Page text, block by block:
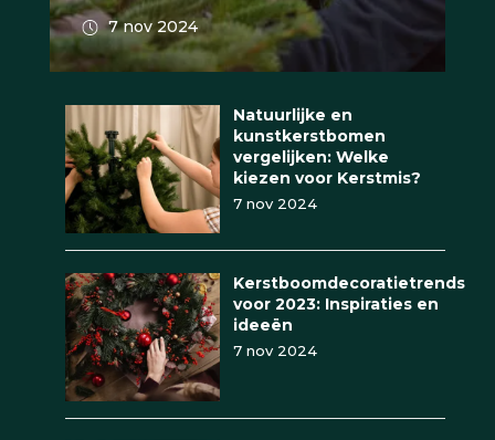
7 nov 2024
Natuurlijke en
kunstkerstbomen
vergelijken: Welke
kiezen voor Kerstmis?
7 nov 2024
Kerstboomdecoratietrends
voor 2023: Inspiraties en
ideeën
7 nov 2024